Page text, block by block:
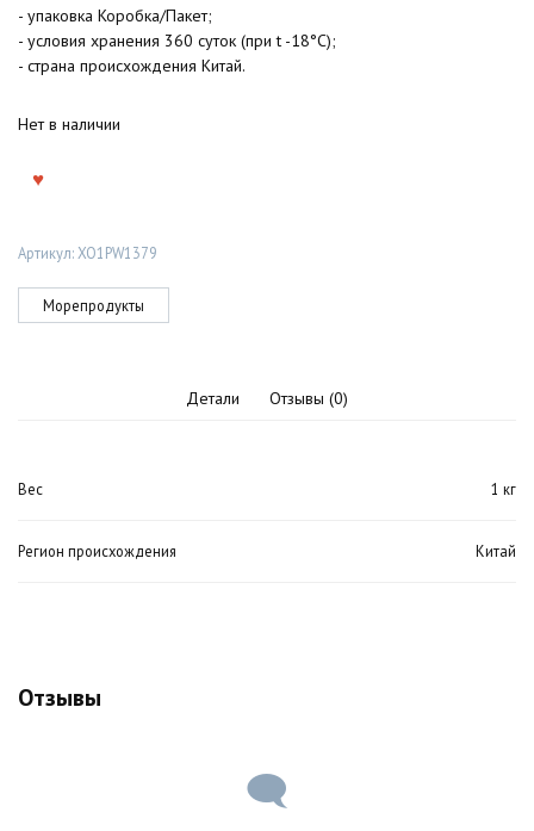
- упаковка Коробка/Пакет;
- условия хранения 360 суток (при t -18°C);
- страна происхождения Китай.
Нет в наличии
Артикул: XO1PW1379
Морепродукты
Детали Отзывы (0)
Вес 1 кг
Регион происхождения Китай
Отзывы